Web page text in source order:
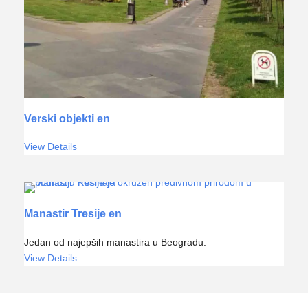
Verski objekti en
View Details
Manastir Tresije en
Jedan od najepših manastira u Beogradu.
View Details